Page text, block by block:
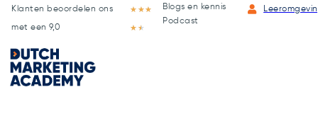
Klanten beoordelen ons
met een 9,0
★ ★★
★ ★
Blogs en kennis
Podcast